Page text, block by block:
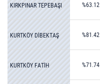
%63.12
%81.42
%71.74
KIRKPINAR TEPEBAŞI
KURTKÖY DİBEKTAŞ
KURTKÖY FATİH